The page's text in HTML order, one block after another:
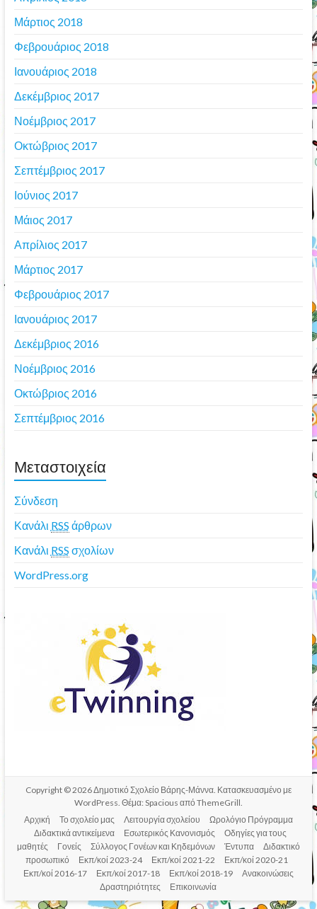
Μάρτιος 2018
Φεβρουάριος 2018
Ιανουάριος 2018
Δεκέμβριος 2017
Νοέμβριος 2017
Οκτώβριος 2017
Σεπτέμβριος 2017
Ιούνιος 2017
Μάιος 2017
Απρίλιος 2017
Μάρτιος 2017
Φεβρουάριος 2017
Ιανουάριος 2017
Δεκέμβριος 2016
Νοέμβριος 2016
Οκτώβριος 2016
Σεπτέμβριος 2016
Μεταστοιχεία
Σύνδεση
Κανάλι RSS άρθρων
Κανάλι RSS σχολίων
WordPress.org
Copyright © 2026Δημοτικό Σχολείο Βάρης-Μάννα. Κατασκευασμένο με
WordPress. Θέμα: Spacious από ThemeGrill.
Αρχική
Το σχολείο μας Λειτουργία σχολείου
Ωρολόγιο Πρόγραμμα
Διδακτικά αντικείμενα
Εσωτερικός Κανονισμός
Οδηγίες για τους
μαθητές
Γονείς Σύλλογος Γονέων και Κηδεμόνων Έντυπα
Διδακτικό
προσωπικό
Εκπ/κοί 2023-24 Εκπ/κοί 2021-22
Εκπ/κοί 2020-21
Εκπ/κοί 2016-17
Εκπ/κοί 2017-18 Εκπ/κοί 2018-19
Ανακοινώσεις
Δραστηριότητες
Επικοινωνία